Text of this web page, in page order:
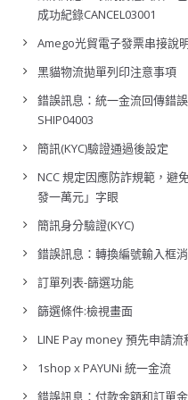
成功紀錄CANCEL03001
Amego光貿電子發票串接說
黑貓物流拋單列印注意事項
錯誤訊息：統一金流回傳錯
SHIP04003
簡訊(KYC)驗證通過後設定
NCC 規定因應防詐規範，避
發一萬元」字眼
簡訊身分驗證(KYC)
錯誤訊息：轉換編號輸入框
訂單列表-篩選功能
篩選條件:檢視畫面
LINE Pay money 預先申請流
1shop x PAYUNi 統一金流
錯誤訊息：付款金額和訂單